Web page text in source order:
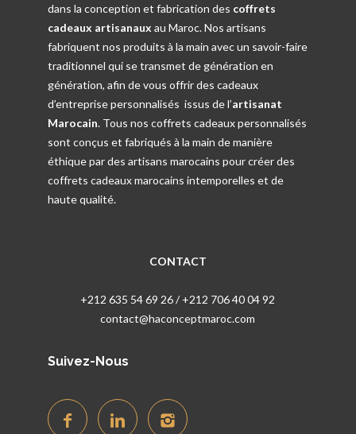
dans la conception et fabrication des coffrets
cadeaux artisanaux au Maroc. Nos artisans
fabriquent nos produits à la main avec un savoir-faire
traditionnel qui se transmet de génération en
génération, afin de vous offrir des cadeaux
d’entreprise personnalisés issus de l’artisanat
Marocain. Tous nos coffrets cadeaux personnalisés
sont conçus et fabriqués à la main de manière
éthique par des artisans marocains pour créer des
coffrets cadeaux marocains intemporelles et de
haute qualité.
CONTACT
+212 635 54 69 26 / +212 706 40 04 92
contact@haconceptmaroc.com
Suivez-Nous